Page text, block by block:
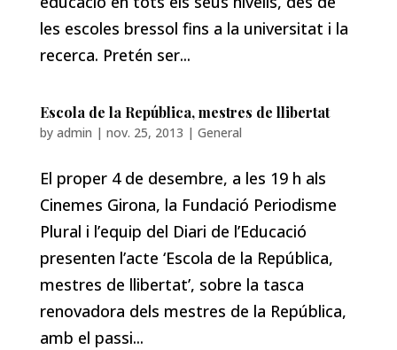
les escoles bressol fins a la universitat i la
recerca. Pretén ser...
Escola de la República, mestres de llibertat
by admin | nov. 25, 2013 | General
El proper 4 de desembre, a les 19 h als
Cinemes Girona, la Fundació Periodisme
Plural i l’equip del Diari de l’Educació
presenten l’acte ‘Escola de la República,
mestres de llibertat’, sobre la tasca
renovadora dels mestres de la República,
amb el passi...